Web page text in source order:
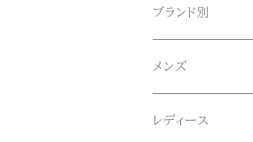
ブランド別
ACE SNKR(エー
メンズ
トップス
レディース